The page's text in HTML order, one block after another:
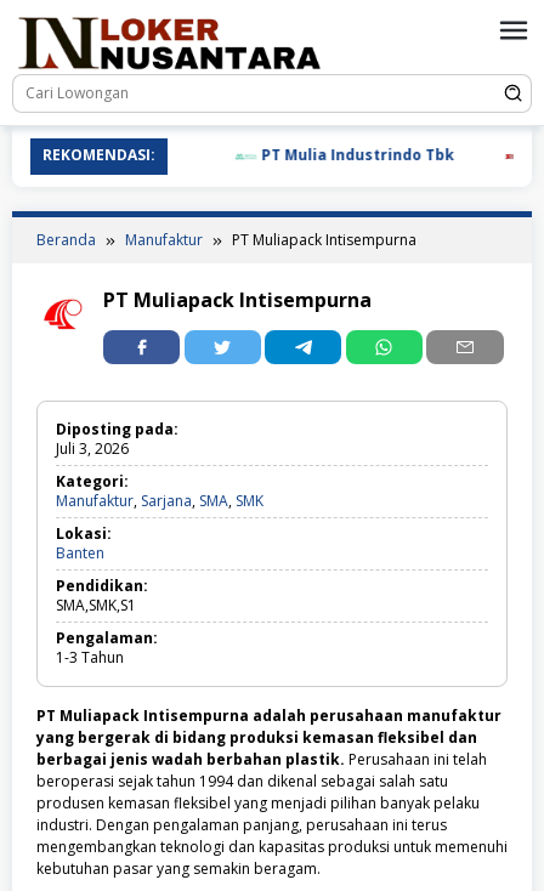
REKOMENDASI: PT Mulia Industrindo Tbk PT
Beranda Manufaktur PT Muliapack Intisempurna
PT Muliapack Intisempurna
Diposting pada:
Juli 3, 2026
Kategori:
Manufaktur, Sarjana, SMA, SMKManufaktur,
Sarjana,
Lokasi:
Banten
Pendidikan:
SMA,SMK,S1
Pengalaman:
1-3 Tahun
PT Muliapack Intisempurna adalah perusahaan manufaktur
yang bergerak di bidang produksi kemasan fleksibel dan
berbagai jenis wadah berbahan plastik. Perusahaan ini telah
beroperasi sejak tahun 1994 dan dikenal sebagai salah satu
produsen kemasan fleksibel yang menjadi pilihan banyak pelaku
industri. Dengan pengalaman panjang, perusahaan ini terus
mengembangkan teknologi dan kapasitas produksi untuk memenuhi
kebutuhan pasar yang semakin beragam.